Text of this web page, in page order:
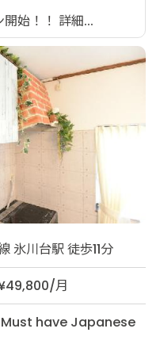
始！！ 詳細...
氷川台駅 徒歩11分
月
have Japanese